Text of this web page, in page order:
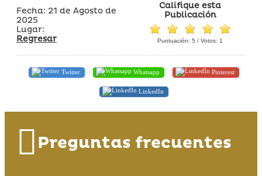
Fecha: 21 de Agosto de
2025
Lugar:
Regresar
Califique esta
Publicación
Puntuación: 5 / Votos: 1
Twitter Whatsapp Pinterest
LinkedIn
Preguntas frecuentes